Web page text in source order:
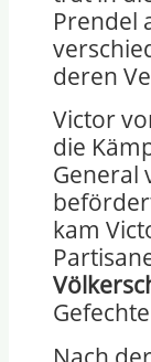
Prendel
deren
Victor
die
General
kam